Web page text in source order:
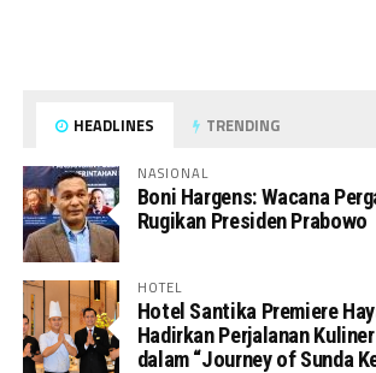
HEADLINES TRENDING
NASIONAL
Boni Hargens: Wacana
Rugikan Presiden Prabowo
HOTEL
Hotel Santika Premiere
Hadirkan Perjalanan
dalam “Journey of Sunda